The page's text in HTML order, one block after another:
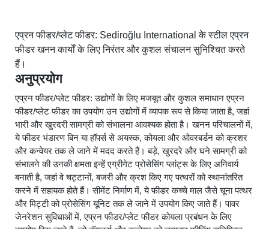
एप्रन फीडर/प्लेट फीडर: Sediroğlu International के स्टील एप्रन
फीडर खनन कार्यों के लिए निरंतर और कुशल संचालन सुनिश्चित करते
हैं।
अनुप्रयोग
एप्रन फीडर/प्लेट फीडर: उद्योगों के लिए मजबूत और कुशल समाधान एप्रन
फीडर/प्लेट फीडर का उपयोग उन उद्योगों में व्यापक रूप से किया जाता है, जहां
भारी और खुरदरी सामग्री को संभालना आवश्यक होता है। खनन परिचालनों में,
ये फीडर भंडारण बिन या हॉपर्स से अयस्क, कोयला और ओवरबर्डन को क्रशर
और कन्वेयर तक ले जाने में मदद करते हैं। बड़े, खुरदरे और घने सामग्री को
संभालने की उनकी क्षमता इन्हें एग्रीगेट प्रोसेसिंग प्लांट्स के लिए अनिवार्य
बनाती है, जहां वे चट्टानों, बजरी और क्रश किए गए पत्थरों को स्थानांतरित
करने में सहायक होते हैं। सीमेंट निर्माण में, ये फीडर कच्चे माल जैसे चूना पत्थर
और मिट्टी को प्रोसेसिंग यूनिट तक ले जाने में उपयोग किए जाते हैं। पावर
जेनरेशन सुविधाओं में, एप्रन फीडर/प्लेट फीडर कोयला प्रबंधन के लिए